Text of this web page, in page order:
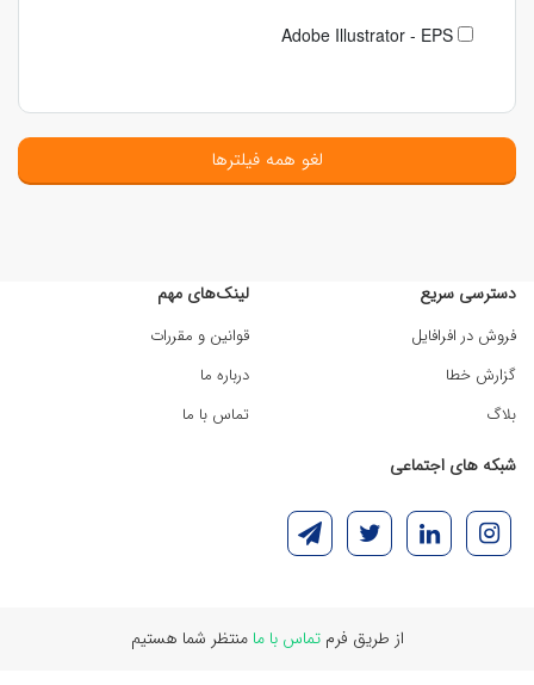
Adobe Illustrator - EPS
لغو همه فیلترها
دسترسی سریع
فروش در افرافایل
گزارش خطا
بلاگ
لینک‌های مهم
قوانین و مقررات
درباره ما
تماس با ما
شبکه های اجتماعی
از طریق فرمتماس با ما منتظر شما هستیم